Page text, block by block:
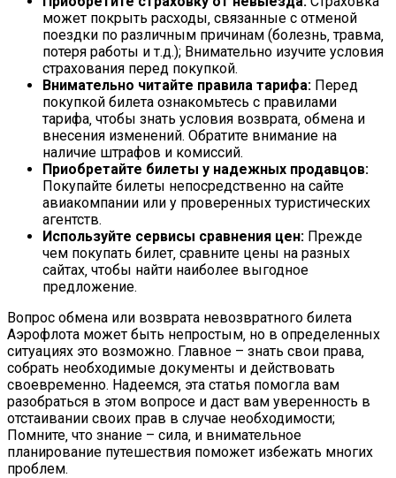
может покрыть расходы‚ связанные с отменой
поездки по различным причинам (болезнь‚ травма‚
потеря работы и т.д.); Внимательно изучите условия
страхования перед покупкой.
Внимательно читайте правила тарифа: Перед
покупкой билета ознакомьтесь с правилами
тарифа‚ чтобы знать условия возврата‚ обмена и
внесения изменений. Обратите внимание на
наличие штрафов и комиссий.
Приобретайте билеты у надежных продавцов:
Покупайте билеты непосредственно на сайте
авиакомпании или у проверенных туристических
агентств.
Используйте сервисы сравнения цен: Прежде
чем покупать билет‚ сравните цены на разных
сайтах‚ чтобы найти наиболее выгодное
предложение.
Вопрос обмена или возврата невозвратного билета
Аэрофлота может быть непростым‚ но в определенных
ситуациях это возможно. Главное – знать свои права‚
собрать необходимые документы и действовать
своевременно. Надеемся‚ эта статья помогла вам
разобраться в этом вопросе и даст вам уверенность в
отстаивании своих прав в случае необходимости;
Помните‚ что знание – сила‚ и внимательное
планирование путешествия поможет избежать многих
проблем.